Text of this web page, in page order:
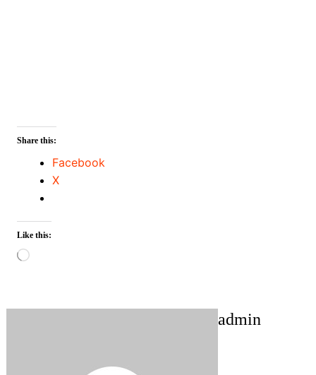
Share this:
Facebook
X
Like this:
Loading…
admin